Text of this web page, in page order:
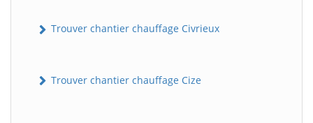
Trouver chantier chauffage Civrieux
Trouver chantier chauffage Cize